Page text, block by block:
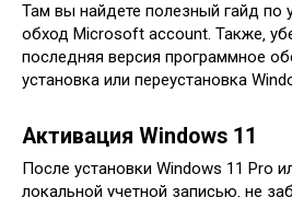
Там вы найдете полезный гайд по
обход Microsoft account. Также‚
последняя версия программное
установка или переустановка
Активация Windows 11
После установки Windows 11 Pro
локальной учетной записью‚ не